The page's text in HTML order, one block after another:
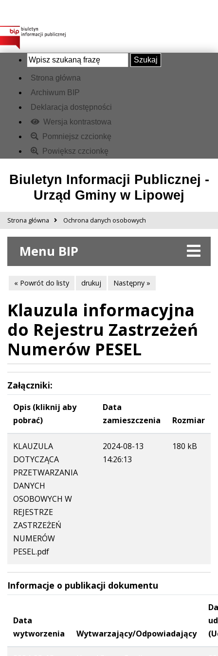
Szukaj
Strona główna
Archiwum BIP
Deklaracja dostępności
Wersja kontrastowa
Pomniejsz czcionkę
Powiększ czcionkę
Biuletyn Informacji Publicznej -
Urząd Gminy w Lipowej
Strona główna Ochrona danych osobowych
Menu BIP
« Powrót do listy drukuj Następny »
Klauzula informacyjna
do Rejestru Zastrzeżeń
Numerów PESEL
Załączniki:
Opis (kliknij aby
pobrać)
Data
zamieszczenia
Rozmiar
KLAUZULA
DOTYCZĄCA
PRZETWARZANIA
DANYCH
OSOBOWYCH W
REJESTRZE
ZASTRZEŻEŃ
NUMERÓW
PESEL.pdf
2024-08-13
14:26:13
180 kB
Informacje o publikacji dokumentu
Data
wytworzenia
Wytwarzający/Odpowiadający